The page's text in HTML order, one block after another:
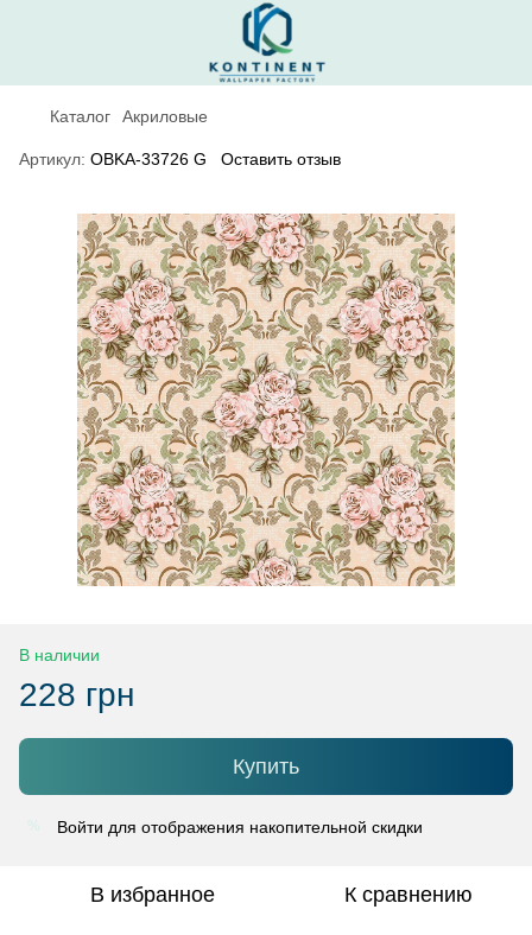
Каталог Акриловые
Артикул: OBKA-33726 G Оставить отзыв
В наличии
228 грн
Купить
Войти для отображения накопительной скидки
В избранное К сравнению